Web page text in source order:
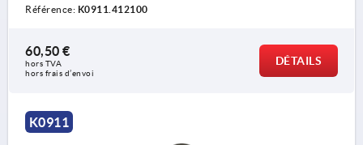
Référence: K0911.412100
60,50 €
hors TVA
hors frais d’envoi
DÉTAILS
K0911